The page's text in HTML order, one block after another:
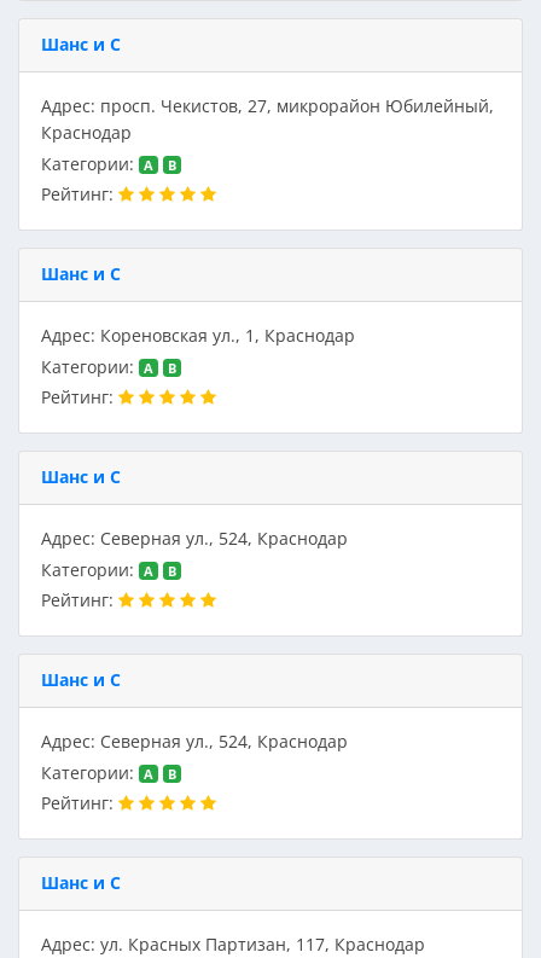
Шанс и С
Адрес: просп. Чекистов, 27, микрорайон Юбилейный,
Краснодар
Категории:
A B
Рейтинг:
Шанс и С
Адрес: Кореновская ул., 1, Краснодар
Категории:
A B
Рейтинг:
Шанс и С
Адрес: Северная ул., 524, Краснодар
Категории:
A B
Рейтинг:
Шанс и С
Адрес: Северная ул., 524, Краснодар
Категории:
A B
Рейтинг:
Шанс и С
Адрес: ул. Красных Партизан, 117, Краснодар